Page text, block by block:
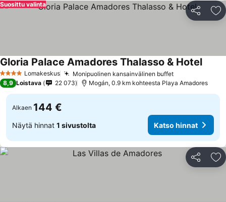
Jaa
Suosittu valinta
4 TähtiluokitusLomakeskus Monipuolinen kansainvälinen buffet
Gloria Palace Amadores Thalasso & Hotel
8,9 Loistava 22 073 Mogán, 0.9 km kohteesta Playa Amadores
Alkaen 144 €
Näytä hinnat 1 sivustolta Katso hinnat
Jaa